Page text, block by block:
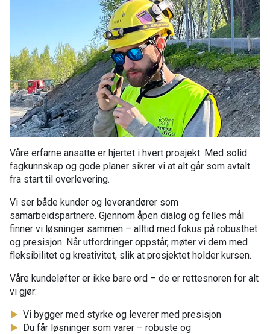
Våre erfarne ansatte er hjertet i hvert prosjekt. Med solid
fagkunnskap og gode planer sikrer vi at alt går som avtalt
fra start til overlevering.
Vi ser både kunder og leverandører som
samarbeidspartnere. Gjennom åpen dialog og felles mål
finner vi løsninger sammen – alltid med fokus på robusthet
og presisjon. Når utfordringer oppstår, møter vi dem med
fleksibilitet og kreativitet, slik at prosjektet holder kursen.
Våre kundeløfter er ikke bare ord – de er rettesnoren for alt
vi gjør:
Vi bygger med styrke og leverer med presisjon
Du får løsninger som varer – robuste og